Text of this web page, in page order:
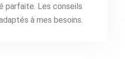
parfaite. Les conseils
à mes besoins.